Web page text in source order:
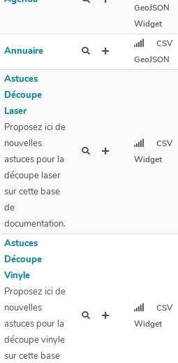
GeoJSON
Widget
Annuaire
CSV
GeoJSON
Astuces
Découpe
Laser
Proposez ici de
nouvelles
astuces pour la
découpe laser
sur cette base
de
documentation.
CSV
Widget
Astuces
Découpe
Vinyle
Proposez ici de
nouvelles
astuces pour la
découpe vinyle
sur cette base
CSV
Widget